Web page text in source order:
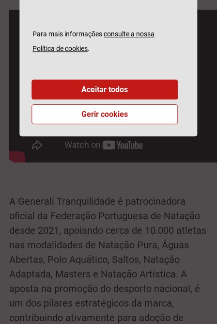
A Generali Tranquilidade é patrocinadora
oficial da Federação Portuguesa de Natação
desde 2021, apoiando cerca de 10.000 atletas
nas modalidades de Natação Pura, Águas
Abertas, Polo Aquático, Saltos, Natação
Adaptada, Masters e Natação Artística. A
aposta na promoção do desporto nacional, é
um dos pilares estratégicos da marca,
contribuindo ativamente para adoção de
Para mais informaçõesconsulte a nossa
Política de cookies.
Gerir cookies
Aceitar todos